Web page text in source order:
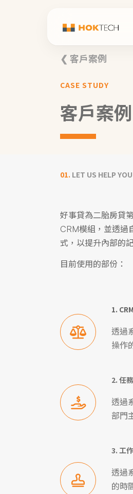
❮ 客戶案例
CASE STUDY
客戶案
01. LET US HELP
好事貸為二胎房貸
CRM模組，並透過
式，以提升內部的
目前使用的部份：
1.
透過
操作
2. 任
透過
部門
3. 工
透過
的時